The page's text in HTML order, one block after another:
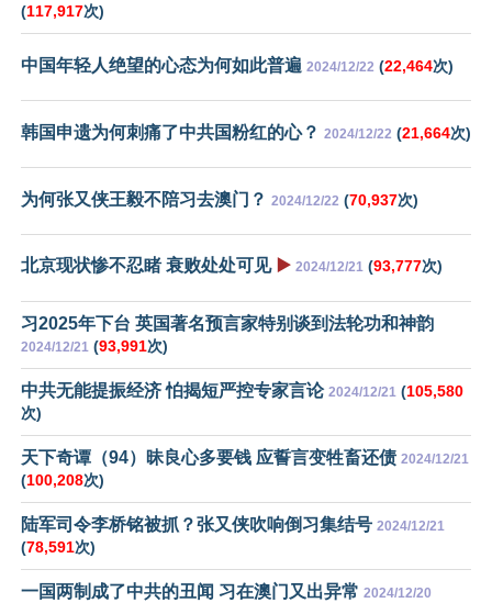
(117,917次)
中国年轻人绝望的心态为何如此普遍 2024/12/22 (22,464次)
韩国申遗为何刺痛了中共国粉红的心？ 2024/12/22 (21,664次)
为何张又侠王毅不陪习去澳门？ 2024/12/22 (70,937次)
北京现状惨不忍睹 衰败处处可见 ▶️ 2024/12/21 (93,777次)
习2025年下台 英国著名预言家特别谈到法轮功和神韵
2024/12/21 (93,991次)
中共无能提振经济 怕揭短严控专家言论 2024/12/21 (105,580
次)
天下奇谭（94）昧良心多要钱 应誓言变牲畜还债 2024/12/21
(100,208次)
陆军司令李桥铭被抓？张又侠吹响倒习集结号 2024/12/21
(78,591次)
一国两制成了中共的丑闻 习在澳门又出异常 2024/12/20